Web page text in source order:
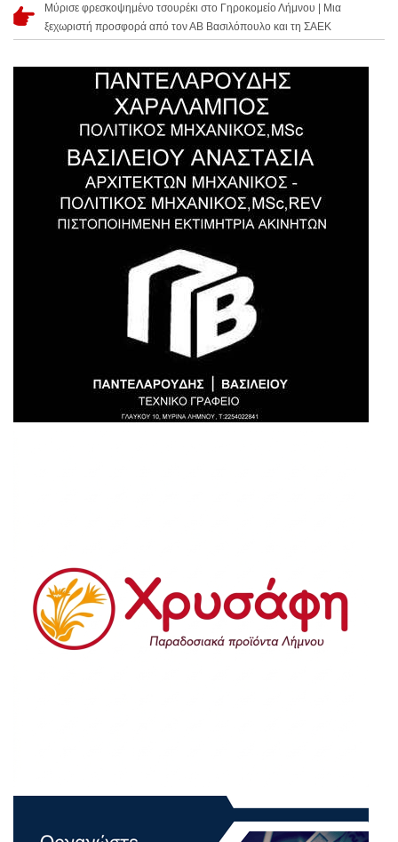
Μύρισε φρεσκοψημένο τσουρέκι στο Γηροκομείο Λήμνου | Μια
ξεχωριστή προσφορά από τον ΑΒ Βασιλόπουλο και τη ΣΑΕΚ